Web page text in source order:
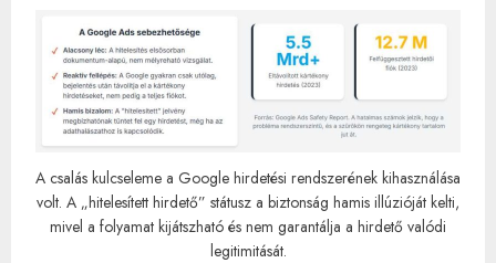
A csalás kulcseleme a Google hirdetési rendszerének kihasználása
volt. A „hitelesített hirdető” státusz a biztonság hamis illúzióját kelti,
mivel a folyamat kijátszható és nem garantálja a hirdető valódi
legitimitását.